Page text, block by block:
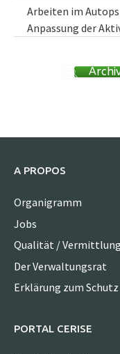
Arbeiten im
Anpassung der
A PROPOS
Organigramm
Jobs
Qualität / Vermittlung
Der Verwaltungsrat
Erklärung zum
PORTAL CERISE